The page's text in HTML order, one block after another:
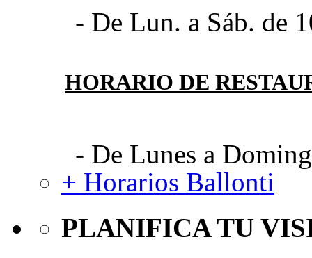
- De Lun. a Sáb. de
HORARIO DE
- De Lunes a
+ Horarios Ballonti
PLANIFICA TU